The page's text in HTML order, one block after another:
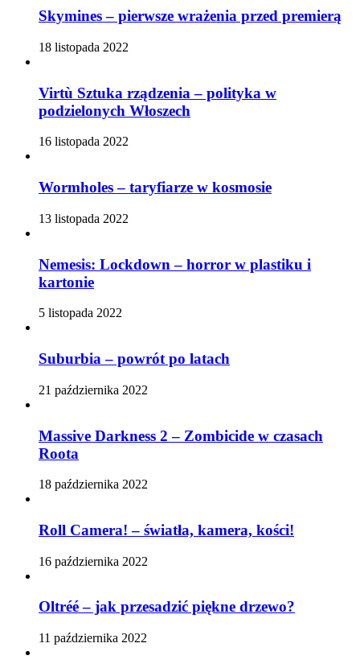
Skymines – pierwsze wrażenia przed premierą
18 listopada 2022
Virtù Sztuka rządzenia – polityka w
podzielonych Włoszech
16 listopada 2022
Wormholes – taryfiarze w kosmosie
13 listopada 2022
Nemesis: Lockdown – horror w plastiku i
kartonie
5 listopada 2022
Suburbia – powrót po latach
21 października 2022
Massive Darkness 2 – Zombicide w czasach
Roota
18 października 2022
Roll Camera! – światła, kamera, kości!
16 października 2022
Oltréé – jak przesadzić piękne drzewo?
11 października 2022